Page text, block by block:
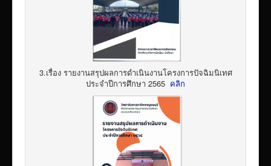
3.เรื่อง รายงานสรุปผลการดำเนินงานโครงการปัจฉิมนิเทศ
ประจำปีการศึกษา 2565 คลิก